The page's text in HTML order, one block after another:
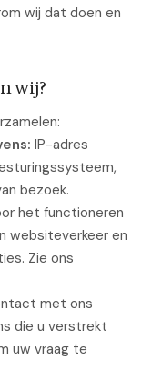
wij dat doen en
wij?
IP-adres
bezoek.
het functioneren
websiteverkeer en
Zie ons
met ons
die u verstrekt
uw vraag te